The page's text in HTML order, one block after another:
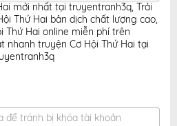
mới nhất tại truyentranh3q, Trải
Thứ Hai bản dịch chất lượng cao,
Thứ Hai online miễn phí trên
nhanh truyện Cơ Hội Thứ Hai tại
để tránh bị khóa tài khoản